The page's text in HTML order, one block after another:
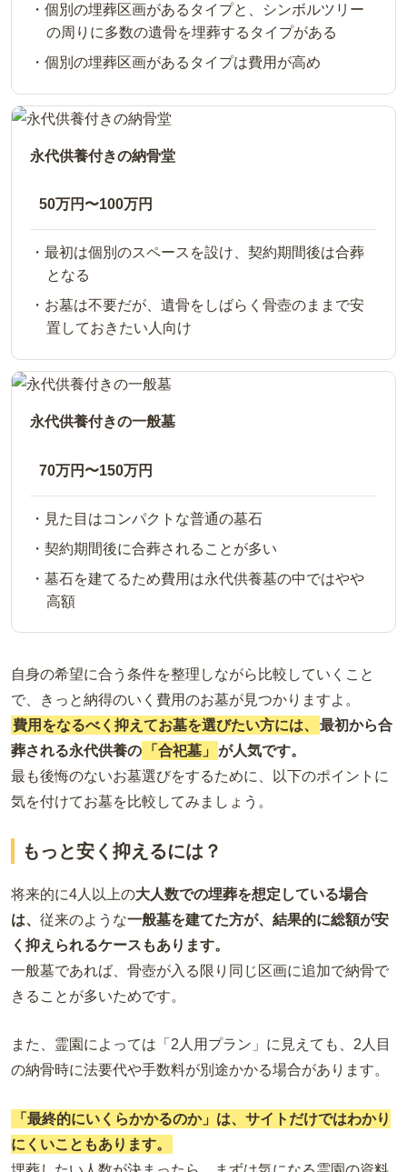
個別の埋葬区画があるタイプと、シンボルツリー
の周りに多数の遺骨を埋葬するタイプがある
個別の埋葬区画があるタイプは費用が高め
永代供養付きの納骨堂
50万円〜100万円
最初は個別のスペースを設け、契約期間後は合葬
となる
お墓は不要だが、遺骨をしばらく骨壺のままで安
置しておきたい人向け
永代供養付きの一般墓
70万円〜150万円
見た目はコンパクトな普通の墓石
契約期間後に合葬されることが多い
墓石を建てるため費用は永代供養墓の中ではやや
高額
自身の希望に合う条件を整理しながら比較していくこと
で、きっと納得のいく費用のお墓が見つかりますよ。
費用をなるべく抑えてお墓を選びたい方には、
最初から合
葬される永代供養の
「合祀墓」
が人気です。
最も後悔のないお墓選びをするために、以下のポイントに
気を付けてお墓を比較してみましょう。
もっと安く抑えるには？
将来的に4人以上の大人数での埋葬を想定している場合
は、 従来のような一般墓を建てた方が、結果的に総額が安
く抑えられるケースもあります。
一般墓であれば、骨壺が入る限り同じ区画に追加で納骨で
きることが多いためです。
また、霊園によっては「2人用プラン」に見えても、2人目
の納骨時に法要代や手数料が別途かかる場合があります。
「最終的にいくらかかるのか」は、サイトだけではわかり
にくいこともあります。